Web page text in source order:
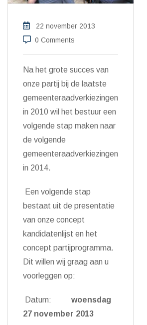
22 november 2013
0 Comments
Na het grote succes van
onze partij bij de laatste
gemeenteraadverkiezingen
in 2010 wil het bestuur een
volgende stap maken naar
de volgende
gemeenteraadverkiezingen
in 2014.
Een volgende stap
bestaat uit de presentatie
van onze concept
kandidatenlijst en het
concept partijprogramma.
Dit willen wij graag aan u
voorleggen op:
Datum: woensdag
27 november 2013